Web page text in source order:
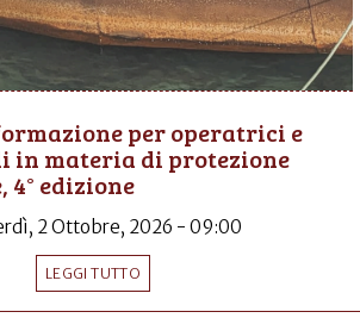
per operatrici e
in materia di protezione
edizione
2 Ottobre, 2026 - 09:00
LEGGI TUTTO